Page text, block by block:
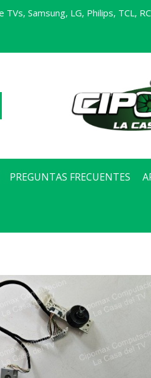
TVs, Samsung, LG, Philips, TCL,
PREGUNTAS FRECUENTES